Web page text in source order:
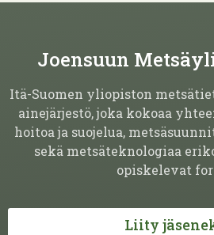
Joensuun
Itä-Suomen yliopiston
ainejärjestö, joka kokoaa
hoitoa ja suojelua,
sekä metsäteknologiaa
opiskelevat
Liity